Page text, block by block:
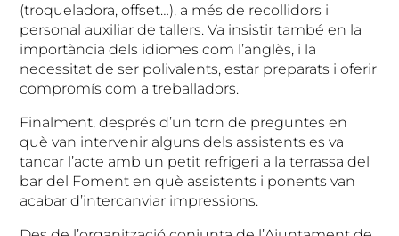
(troqueladora, offset…), a més de recollidors i
personal auxiliar de tallers. Va insistir també en la
importància dels idiomes com l’anglès, i la
necessitat de ser polivalents, estar preparats i oferir
compromís com a treballadors.
Finalment, després d’un torn de preguntes en
què van intervenir alguns dels assistents es va
tancar l’acte amb un petit refrigeri a la terrassa del
bar del Foment en què assistents i ponents van
acabar d’intercanviar impressions.